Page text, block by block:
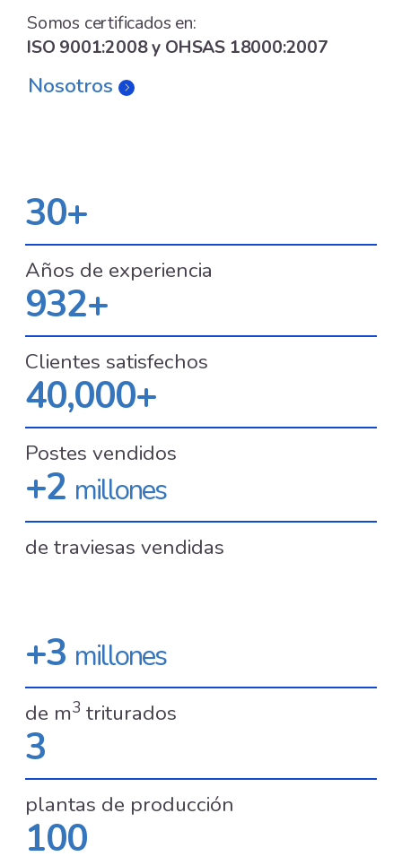
Somos certificados en:
ISO 9001:2008 y OHSAS 18000:2007
Nosotros
30+
Años de experiencia
932+
Clientes satisfechos
40,000+
Postes vendidos
+2 millones
de traviesas vendidas
+3 millones
de m3 triturados
3
plantas de producción
100